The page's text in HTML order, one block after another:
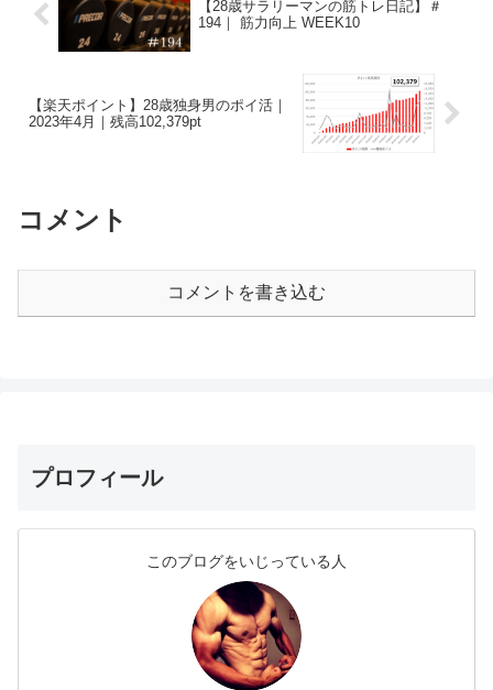
【28歳サラリーマンの筋トレ日記】＃
194｜ 筋力向上 WEEK10
【楽天ポイント】28歳独身男のポイ活｜
2023年4月｜残高102,379pt
コメント
コメントを書き込む
プロフィール
このブログをいじっている人